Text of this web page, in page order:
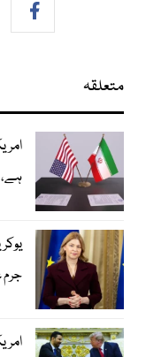
متعلقہ
ہے،
جرم